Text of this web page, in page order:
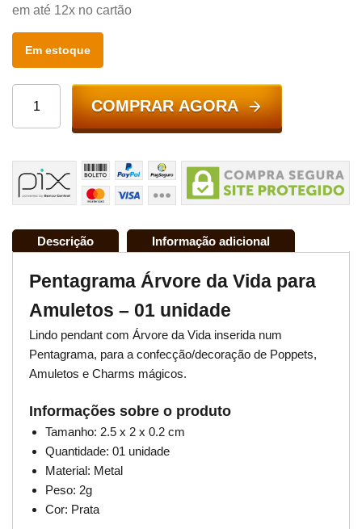
em até 12x no cartão
Em estoque
COMPRAR AGORA
Descrição Informação adicional
Pentagrama Árvore da Vida para
Amuletos – 01 unidade
Lindo pendant com Árvore da Vida inserida num
Pentagrama, para a confecção/decoração de Poppets,
Amuletos e Charms mágicos.
Informações sobre o produto
Tamanho: 2.5 x 2 x 0.2 cm
Quantidade: 01 unidade
Material: Metal
Peso: 2g
Cor: Prata